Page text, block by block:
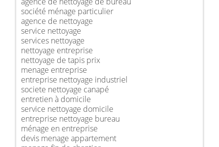
société ménage particulier
agence de nettoyage
service nettoyage
services nettoyage
nettoyage entreprise
nettoyage de tapis prix
menage entreprise
entreprise nettoyage industriel
societe nettoyage canapé
entretien à domicile
service nettoyage domicile
entreprise nettoyage bureau
ménage en entreprise
devis menage appartement